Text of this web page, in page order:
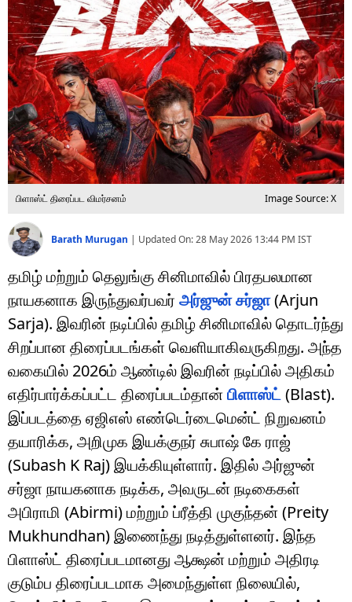
ஹெஃல்த்
ஷார்ட் வீடியோஸ்
வலை கதைகள்
போட்டோ கேலரி
பிளாஸ்ட் திரைப்பட விமர்சனம் Image Source: X
Barath Murugan | Updated On:28 May 2026 13:44 PM IST
தமிழ் மற்றும் தெலுங்கு சினிமாவில் பிரதபலமான
நாயகனாக இருந்துவர்பவர் அர்ஜுன் சர்ஜா(Arjun
Sarja). இவரின் நடிப்பில் தமிழ் சினிமாவில் தொடர்ந்து
சிறப்பான திரைப்படங்கள் வெளியாகிவருகிறது. அந்த
வகையில் 2026ம் ஆண்டில் இவரின் நடிப்பில் அதிகம்
எதிர்பார்க்கப்பட்ட திரைப்படம்தான்பிளாஸ்ட்(Blast).
இப்படத்தை ஏஜிஎஸ் எண்டெர்டைமென்ட் நிறுவனம்
தயாரிக்க, அறிமுக இயக்குநர் சுபாஷ் கே ராஜ்
(Subash K Raj) இயக்கியுள்ளார். இதில் அர்ஜுன்
சர்ஜா நாயகனாக நடிக்க, அவருடன் நடிகைகள்
அபிராமி (Abirmi) மற்றும் ப்ரீத்தி முகுந்தன் (Preity
Mukhundhan) இணைந்து நடித்துள்ளனர். இந்த
பிளாஸ்ட் திரைப்படமானது ஆக்ஷன் மற்றும் அதிரடி
குடும்ப திரைப்படமாக அமைந்துள்ள நிலையில்,